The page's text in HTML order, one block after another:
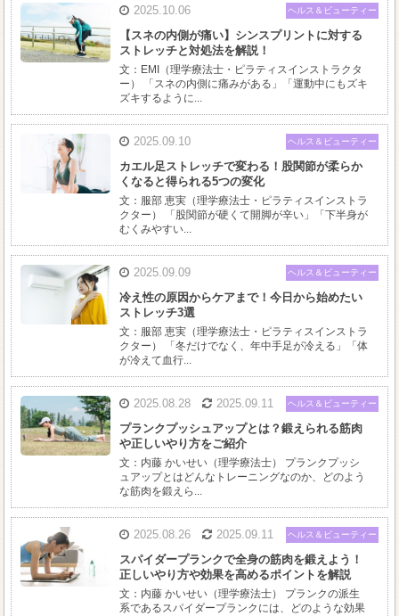
2025.10.06 ヘルス＆ビューティー
【スネの内側が痛い】シンスプリントに対する
ストレッチと対処法を解説！
文：EMI（理学療法士・ピラティスインストラクタ
ー） 「スネの内側に痛みがある」「運動中にもズキ
ズキするように...
2025.09.10 ヘルス＆ビューティー
カエル足ストレッチで変わる！股関節が柔らか
くなると得られる5つの変化
文：服部 恵実（理学療法士・ピラティスインストラ
クター） 「股関節が硬くて開脚が辛い」「下半身が
むくみやすい...
2025.09.09 ヘルス＆ビューティー
冷え性の原因からケアまで！今日から始めたい
ストレッチ3選
文：服部 恵実（理学療法士・ピラティスインストラ
クター） 「冬だけでなく、年中手足が冷える」「体
が冷えて血行...
2025.08.28 2025.09.11 ヘルス＆ビューティー
プランクプッシュアップとは？鍛えられる筋肉
や正しいやり方をご紹介
文：内藤 かいせい（理学療法士） プランクプッシ
ュアップとはどんなトレーニングなのか、どのよう
な筋肉を鍛えら...
2025.08.26 2025.09.11 ヘルス＆ビューティー
スパイダープランクで全身の筋肉を鍛えよう！
正しいやり方や効果を高めるポイントを解説
文：内藤 かいせい（理学療法士） プランクの派生
系であるスパイダープランクには、どのような効果